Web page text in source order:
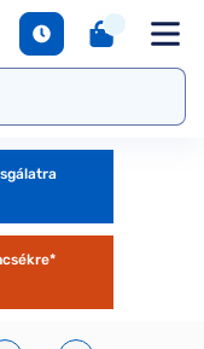
Ralph
Tommy
Emporio
Armani
Ray-Ban
Guess
Exchange
Ralph